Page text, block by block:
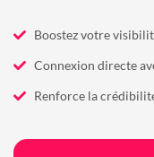
Boostez votre
Connexion directe
Renforce la